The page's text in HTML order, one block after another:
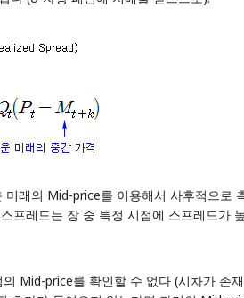
래의 Mid-price를 이용해서 사후적으로
프레드는 장 중 특정 시점에 스프레드가
Mid-price를 확인할 수 없다 (시차가 존